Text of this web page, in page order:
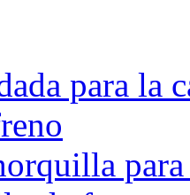
para la